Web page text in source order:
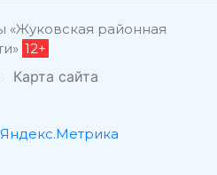
«Жуковская районная
12+
Карта сайта